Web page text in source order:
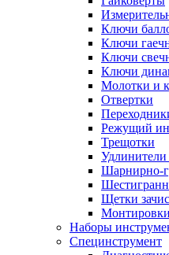
Ключи
Ключи
Ключи
Ключи
Молотки и
Отвертки
Режущий
Трещотки
Шарнирно-
Щетки
Монтировки
Наборы
Специнструмент